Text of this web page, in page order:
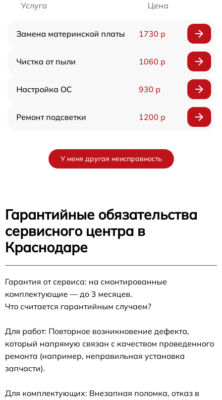
Услуга Цена
Замена материнской платы 1730 р
Чистка от пыли 1060 р
Настройка ОС 930 р
Ремонт подсветки 1200 р
У меня другая неисправность
Гарантийные обязательства
сервисного центра в
Краснодаре
Гарантия от сервиса: на смонтированные
комплектующие — до 3 месяцев.
Что считается гарантийным случаем?
Для работ: Повторное возникновение дефекта,
который напрямую связан с качеством проведенного
ремонта (например, неправильная установка
запчасти).
Для комплектующих: Внезапная поломка, отказ в